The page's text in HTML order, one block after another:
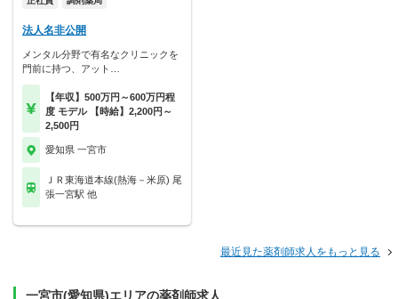
法人名非公開
メンタル分野で有名なクリニックを
門前に持つ、アット…
【年収】500万円～600万円程
度 モデル 【時給】2,200円～
2,500円
愛知県 一宮市
ＪＲ東海道本線(熱海－米原) 尾
張一宮駅 他
最近見た薬剤師求人をもっと見る
一宮市(愛知県)エリアの薬剤師求人